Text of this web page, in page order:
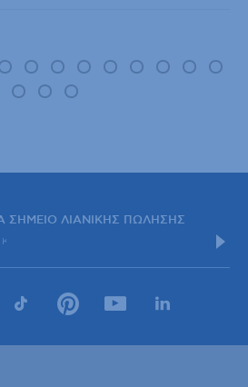
ΣΗΜΕΙΟ ΛΙΑΝΙΚΗΣ ΠΩΛΗΣΗΣ